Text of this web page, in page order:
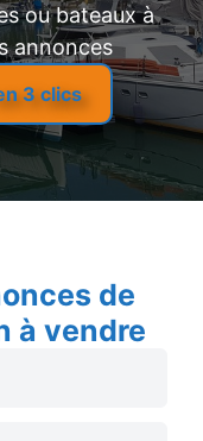
ou bateaux à
annonces
3 clics
de
à vendre